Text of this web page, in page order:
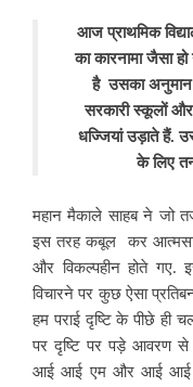
आज प्राथमिक
का कारनामा जैसा हो
है उसका अनुमान
सरकारी स्कूलों और
धज्जियां उड़ाते हैं.
के लिए
महान मैकाले साहब ने जो
इस तरह कबूल कर
और विकल्पहीन होते
विचारने पर कुछ ऐसा
हम पराई दृष्टि के पीछे ही
पर दृष्टि पर पड़े आवरण से
आई आई एम और आई आई